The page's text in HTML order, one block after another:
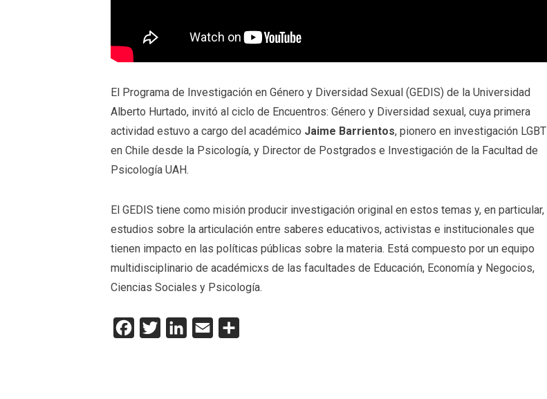
El Programa de Investigación en Género y Diversidad Sexual (GEDIS) de la Universidad
Alberto Hurtado, invitó al ciclo de Encuentros: Género y Diversidad sexual, cuya primera
actividad estuvo a cargo del académico Jaime Barrientos, pionero en investigación LGBT
en Chile desde la Psicología, y Director de Postgrados e Investigación de la Facultad de
Psicología UAH.
El GEDIS tiene como misión producir investigación original en estos temas y, en particular,
estudios sobre la articulación entre saberes educativos, activistas e institucionales que
tienen impacto en las políticas públicas sobre la materia. Está compuesto por un equipo
multidisciplinario de académicxs de las facultades de Educación, Economía y Negocios,
Ciencias Sociales y Psicología.
Facebook
Twitter LinkedInEmail